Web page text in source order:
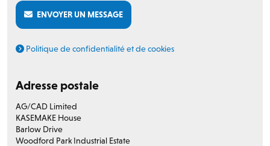
ENVOYER UN MESSAGE
Politique de confidentialité et de cookies
Adresse postale
AG/CAD Limited
KASEMAKE House
Barlow Drive
Woodford Park Industrial Estate